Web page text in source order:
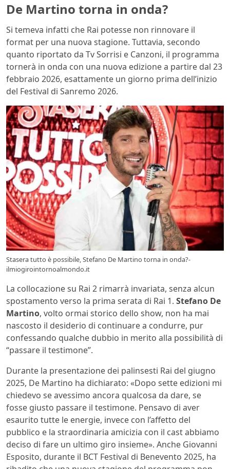
De Martino torna in onda?
Si temeva infatti che Rai potesse non rinnovare il
format per una nuova stagione. Tuttavia, secondo
quanto riportato da Tv Sorrisi e Canzoni, il programma
tornerà in onda con una nuova edizione a partire dal 23
febbraio 2026, esattamente un giorno prima dell’inizio
del Festival di Sanremo 2026.
Stasera tutto è possibile, Stefano De Martino torna in onda?-
ilmiogirointornoalmondo.it
La collocazione su Rai 2 rimarrà invariata, senza alcun
spostamento verso la prima serata di Rai 1. Stefano De
Martino, volto ormai storico dello show, non ha mai
nascosto il desiderio di continuare a condurre, pur
confessando qualche dubbio in merito alla possibilità di
“passare il testimone”.
Durante la presentazione dei palinsesti Rai del giugno
2025, De Martino ha dichiarato: «Dopo sette edizioni mi
chiedevo se avessimo ancora qualcosa da dare, se
fosse giusto passare il testimone. Pensavo di aver
esaurito tutte le energie, invece con l’affetto del
pubblico e la straordinaria amicizia con il cast abbiamo
deciso di fare un ultimo giro insieme». Anche Giovanni
Esposito, durante il BCT Festival di Benevento 2025, ha